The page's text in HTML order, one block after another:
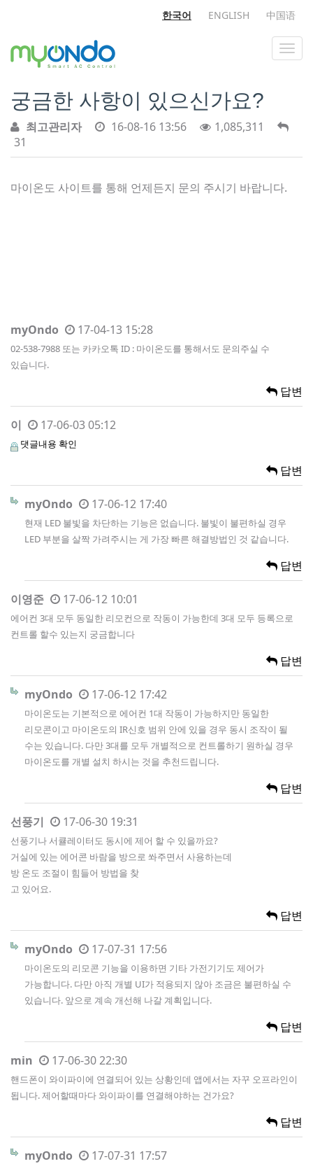
한국어 ENGLISH 中国语
궁금한 사항이 있으신가요?
최고관리자 16-08-16 13:56
1,085,311
31
마이온도 사이트를 통해 언제든지 문의 주시기 바랍니다.
myOndo 17-04-13 15:28
02-538-7988 또는 카카오톡 ID : 마이온도를 통해서도 문의주실 수
있습니다.
답변
이 17-06-03 05:12
댓글내용 확인
답변
myOndo 17-06-12 17:40
현재 LED 불빛을 차단하는 기능은 없습니다. 불빛이 불편하실 경우
LED 부분을 살짝 가려주시는 게 가장 빠른 해결방법인 것 같습니다.
답변
이영준 17-06-12 10:01
에어컨 3대 모두 동일한 리모컨으로 작동이 가능한데 3대 모두 등록으로
컨트롤 할수 있는지 궁금합니다
답변
myOndo 17-06-12 17:42
마이온도는 기본적으로 에어컨 1대 작동이 가능하지만 동일한
리모콘이고 마이온도의 IR신호 범위 안에 있을 경우 동시 조작이 될
수는 있습니다. 다만 3대를 모두 개별적으로 컨트롤하기 원하실 경우
마이온도를 개별 설치 하시는 것을 추천드립니다.
답변
선풍기 17-06-30 19:31
선풍기나 서큘레이터도 동시에 제어 할 수 있을까요?
거실에 있는 에어콘 바람을 방으로 쏴주면서 사용하는데
방 온도 조절이 힘들어 방법을 찾
고 있어요.
답변
myOndo 17-07-31 17:56
마이온도의 리모콘 기능을 이용하면 기타 가전기기도 제어가
가능합니다. 다만 아직 개별 UI가 적용되지 않아 조금은 불편하실 수
있습니다. 앞으로 계속 개선해 나갈 계획입니다.
답변
min 17-06-30 22:30
핸드폰이 와이파이에 연결되어 있는 상황인데 앱에서는 자꾸 오프라인이
됩니다. 제어할때마다 와이파이를 연결해야하는 건가요?
답변
myOndo 17-07-31 17:57